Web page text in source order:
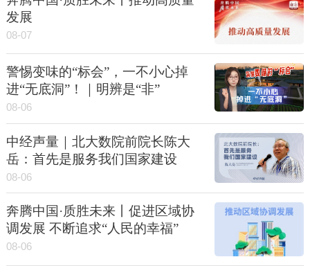
发展
08-07
警惕变味的“标会”，一不小心掉
进“无底洞”！｜明辨是“非”
08-06
中经声量｜北大数院前院长陈大
岳：首先是服务我们国家建设
08-06
奔腾中国·质胜未来丨促进区域协
调发展 不断追求“人民的幸福”
08-06